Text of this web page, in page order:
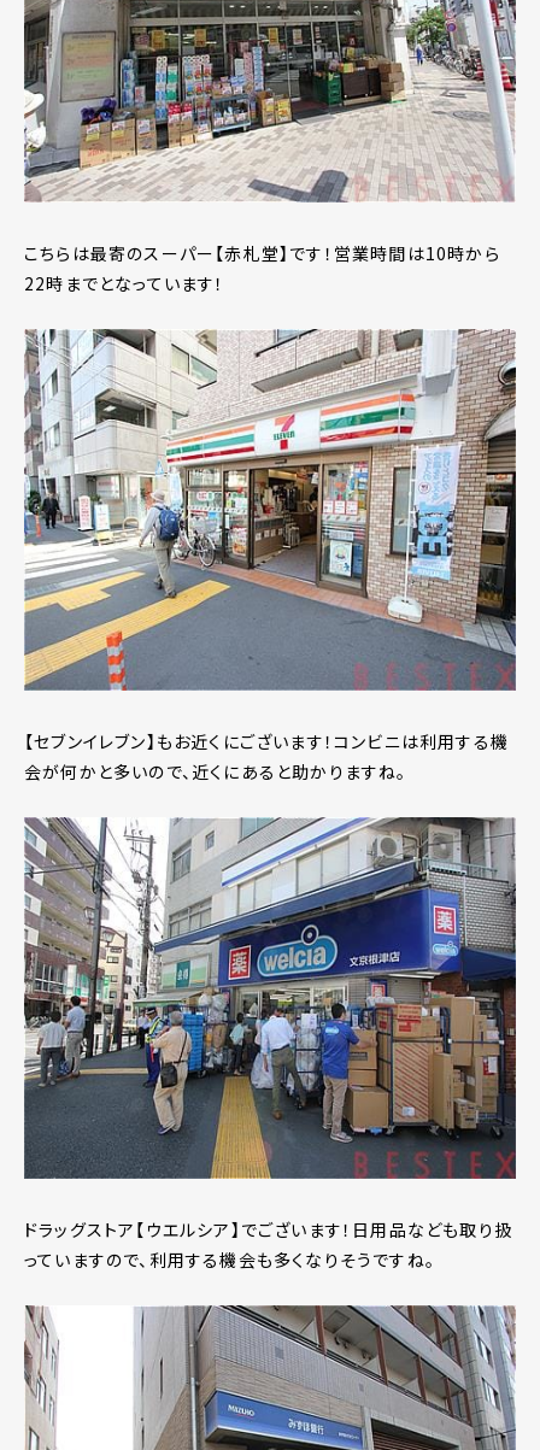
こちらは最寄のスーパー【赤札堂】です！営業時間は10時から
22時までとなっています！
【セブンイレブン】もお近くにございます！コンビニは利用する機
会が何かと多いので、近くにあると助かりますね。
ドラッグストア【ウエルシア】でございます！日用品なども取り扱
っていますので、利用する機会も多くなりそうですね。